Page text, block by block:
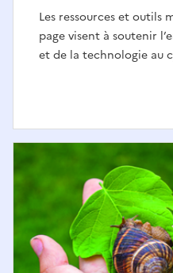
Les ressources et outils
page visent à soutenir
et de la technologie au